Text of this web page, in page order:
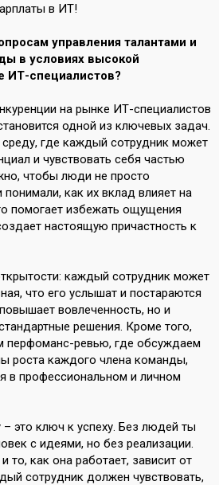
в ИТ!
управления талантами и
в условиях высокой
ИТ-специалистов?
на рынке ИТ-специалистов
одной из ключевых задач.
где каждый сотрудник может
и чувствовать себя частью
чтобы люди не просто
как их вклад влияет на
помогает избежать ощущения
настоящую причастность к
каждый сотрудник может
что его услышат и постараются
вовлеченность, но и
решения. Кроме того,
перфоманс-ревью, где обсуждаем
роста каждого члена команды,
в профессиональном и личном
это ключ к успеху. Без людей ты
с идеями, но без реализации.
то, как она работает, зависит от
сотрудник должен чувствовать,